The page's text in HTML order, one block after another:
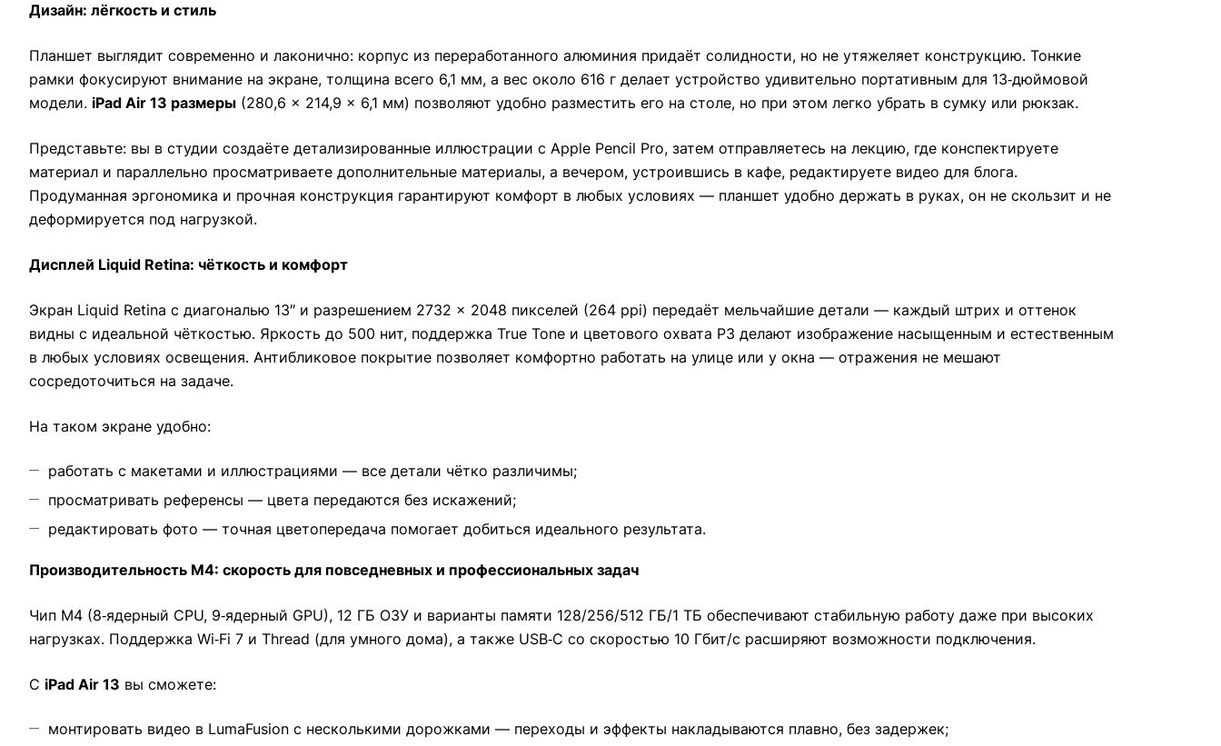
Дизайн: лёгкость и стиль
Планшет выглядит современно и лаконично: корпус из переработанного алюминия придаёт солидности, но не утяжеляет конструкцию. Тонкие
рамки фокусируют внимание на экране, толщина всего 6,1 мм, а вес около 616 г делает устройство удивительно портативным для 13‑дюймовой
модели. iPad Air 13 размеры (280,6 × 214,9 × 6,1 мм) позволяют удобно разместить его на столе, но при этом легко убрать в сумку или рюкзак.
Представьте: вы в студии создаёте детализированные иллюстрации с Apple Pencil Pro, затем отправляетесь на лекцию, где конспектируете
материал и параллельно просматриваете дополнительные материалы, а вечером, устроившись в кафе, редактируете видео для блога.
Продуманная эргономика и прочная конструкция гарантируют комфорт в любых условиях — планшет удобно держать в руках, он не скользит и не
деформируется под нагрузкой.
Дисплей Liquid Retina: чёткость и комфорт
Экран Liquid Retina с диагональю 13″ и разрешением 2732 × 2048 пикселей (264 ppi) передаёт мельчайшие детали — каждый штрих и оттенок
видны с идеальной чёткостью. Яркость до 500 нит, поддержка True Tone и цветового охвата P3 делают изображение насыщенным и естественным
в любых условиях освещения. Антибликовое покрытие позволяет комфортно работать на улице или у окна — отражения не мешают
сосредоточиться на задаче.
На таком экране удобно:
работать с макетами и иллюстрациями — все детали чётко различимы;
просматривать референсы — цвета передаются без искажений;
редактировать фото — точная цветопередача помогает добиться идеального результата.
Производительность M4: скорость для повседневных и профессиональных задач
Чип M4 (8‑ядерный CPU, 9‑ядерный GPU), 12 ГБ ОЗУ и варианты памяти 128/256/512 ГБ/1 ТБ обеспечивают стабильную работу даже при высоких
нагрузках. Поддержка Wi‑Fi 7 и Thread (для умного дома), а также USB‑C со скоростью 10 Гбит/с расширяют возможности подключения.
С iPad Air 13 вы сможете:
монтировать видео в LumaFusion с несколькими дорожками — переходы и эффекты накладываются плавно, без задержек;